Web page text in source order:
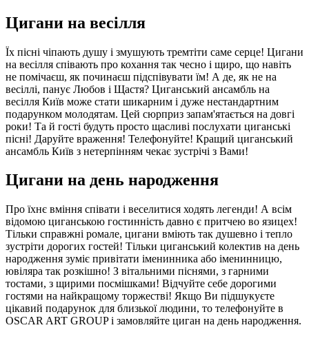
Цигани на весілля
Їх пісні чіпають душу і змушують тремтіти саме серце! Цигани
на весілля співають про кохання так чесно і щиро, що навіть
не помічаєш, як починаєш підспівувати їм! А де, як не на
весіллі, панує Любов і Щастя? Циганський ансамбль на
весілля Київ може стати шикарним і дуже нестандартним
подарунком молодятам. Цей сюрприз запам'ятається на довгі
роки! Та й гості будуть просто щасливі послухати циганські
пісні! Даруйте враження! Телефонуйте! Кращий циганський
ансамбль Київ з нетерпінням чекає зустрічі з Вами!
Цигани на день народження
Про їхнє вміння співати і веселитися ходять легенди! А всім
відомою циганською гостинність давно є притчею во язицех!
Тільки справжні ромале, цигани вміють так душевно і тепло
зустріти дорогих гостей! Тільки циганський колектив на день
народження зуміє привітати іменинника або іменинницю,
ювіляра так розкішно! З вітальними піснями, з гарними
тостами, з щирими посмішками! Відчуйте себе дорогими
гостями на найкращому торжестві! Якщо Ви підшукуєте
цікавий подарунок для близької людини, то телефонуйте в
OSCAR ART GROUP і замовляйте циган на день народження.